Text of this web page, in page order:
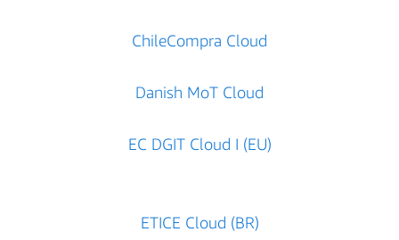
ChileCompra Cloud
Danish MoT Cloud
EC DGIT Cloud I (EU)
ETICE Cloud (BR)